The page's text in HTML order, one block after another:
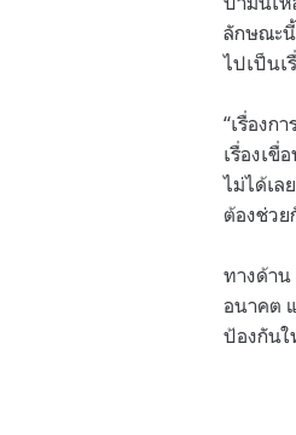
ลักษณะนี้
ไปเป็น
“เรื่องก
เรื่องเ
ไม่ได้เล
ต้องช่ว
ทางด้าน
อนาคต
ป้องกัน